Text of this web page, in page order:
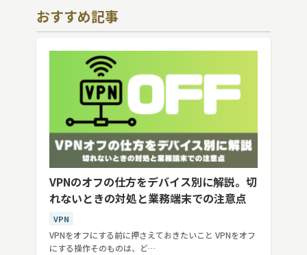
おすすめ記事
VPNのオフの仕方をデバイス別に解説。切
れないときの対処と業務端末での注意点
VPN
VPNをオフにする前に押さえておきたいこと VPNをオフ
にする操作そのものは、ど…